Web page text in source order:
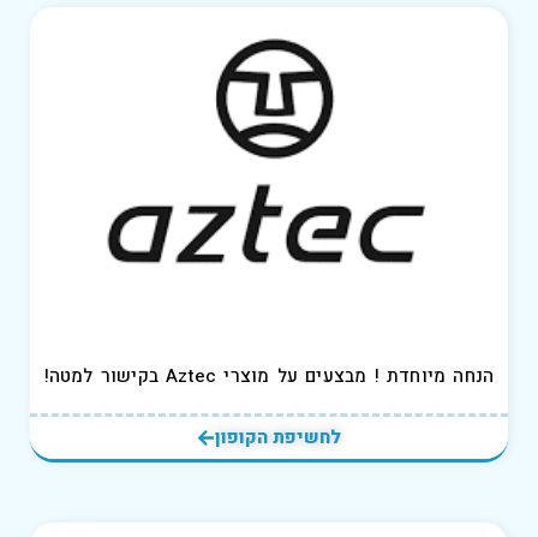
הנחה מיוחדת ! מבצעים על מוצרי Aztec בקישור למטה!
לחשיפת הקופון